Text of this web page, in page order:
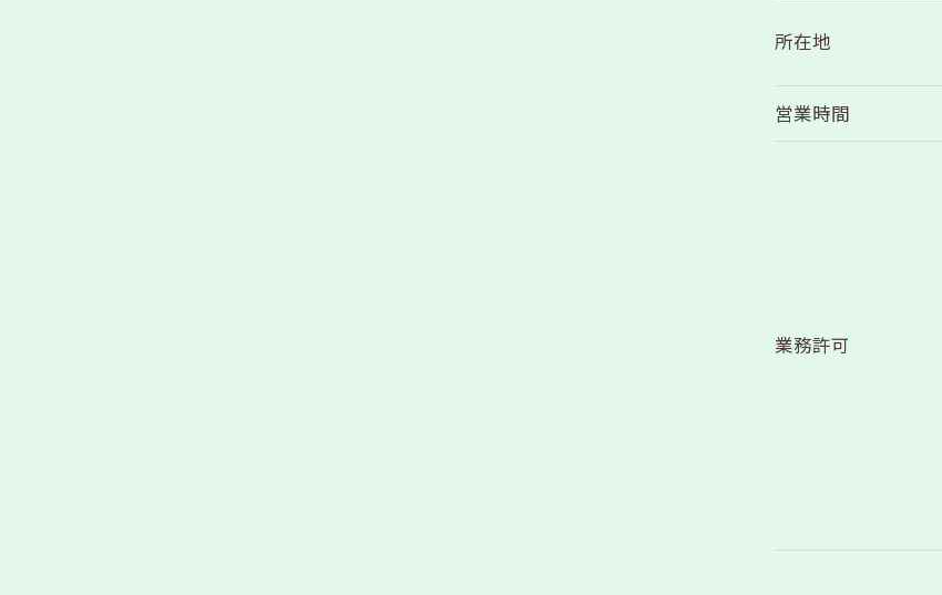
所在地
営業時間
業務許可
お問い合わせはこちら